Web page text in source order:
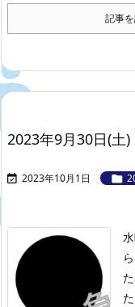
記事
2023年9月30日(土
 2023年10月1日 
た